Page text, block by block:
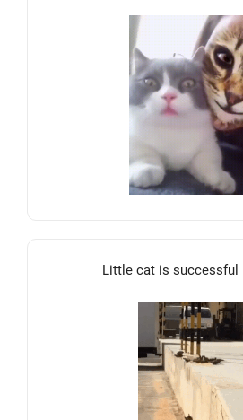
Little cat is successful